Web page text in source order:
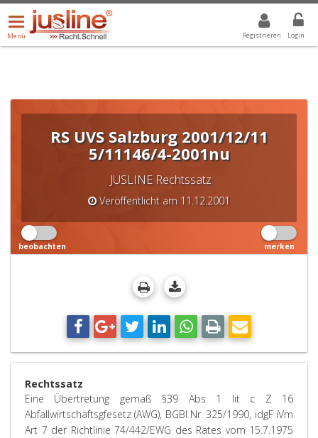
Registrieren Login
Menü
öffnen/schließen
Menü
ALLE DROPDOWN: GEWÄHLTER WERT IST ALLE
RS UVS Salzburg 2001/12/11
5/11146/4-2001nu
JUSLINE Rechtssatz
Veröffentlicht am 11.12.2001
beobachten merken
Rechtssatz
Eine Übertretung gemäß §39 Abs 1 lit c Z 16
Abfallwirtschaftsgfesetz (AWG), BGBl Nr. 325/1990, idgF iVm
Art 7 der Richtlinie 74/442/EWG des Rates vom 15.7.1975